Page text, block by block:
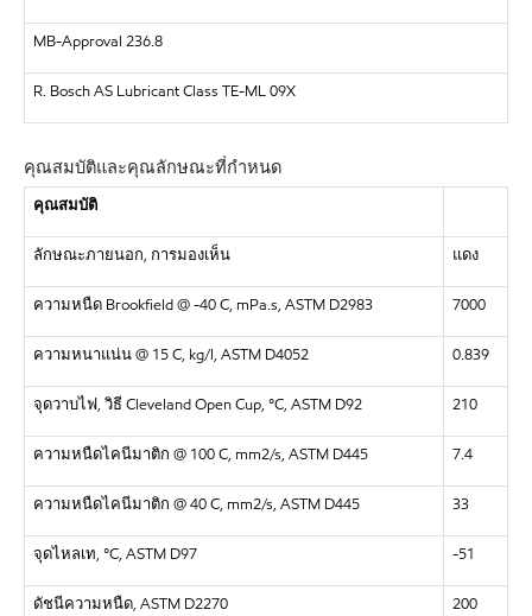
MB-Approval 236.8
R. Bosch AS Lubricant Class TE-ML 09X
คุณสมบัติและคุณลักษณะที่กำหนด
คุณสมบัติ
ลักษณะภายนอก, การมองเห็น แดง
ความหนืดBrookfield @ -40 C, mPa.s, ASTM D2983 7000
ความหนาแน่น@ 15 C, kg/l, ASTM D4052 0.839
จุดวาบไฟ,วิธี Cleveland Open Cup, °C, ASTM D92 210
ความหนืดไคนีมาติก @ 100 C, mm2/s, ASTM D445 7.4
ความหนืดไคนีมาติก @ 40 C, mm2/s, ASTM D445 33
จุดไหลเท, °C, ASTM D97 -51
ดัชนีความหนืด, ASTM D2270 200